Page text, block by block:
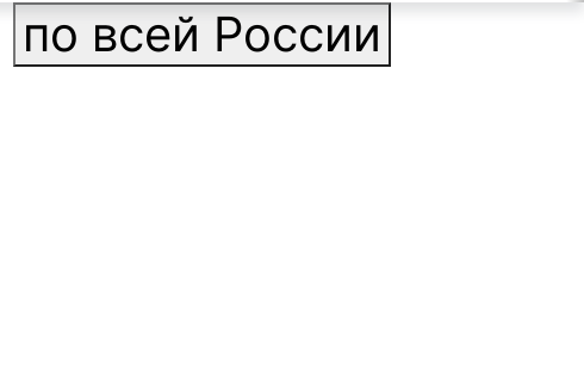
по всей России